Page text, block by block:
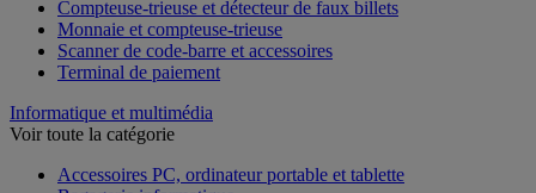
Compteuse-trieuse et détecteur de faux billets
Monnaie et compteuse-trieuse
Scanner de code-barre et accessoires
Terminal de paiement
Informatique et multimédia
Voir toute la catégorie
Accessoires PC, ordinateur portable et tablette